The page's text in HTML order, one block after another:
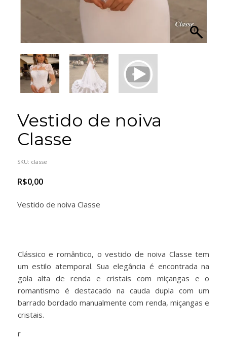
Vestido de noiva
Classe
SKU: classe
R$0,00
Vestido de noiva Classe
Clássico e romântico, o vestido de noiva Classe tem
um estilo atemporal. Sua elegância é encontrada na
gola alta de renda e cristais com miçangas e o
romantismo é destacado na cauda dupla com um
barrado bordado manualmente com renda, miçangas e
cristais.
r